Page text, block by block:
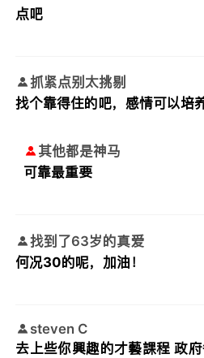
点吧
抓紧点别太挑剔
找个靠得住的吧，感情可以培
其他都是神马
可靠最重要
找到了63岁的真爱
何况30的呢，加油！
steven C
去上些你興趣的才藝課程 政